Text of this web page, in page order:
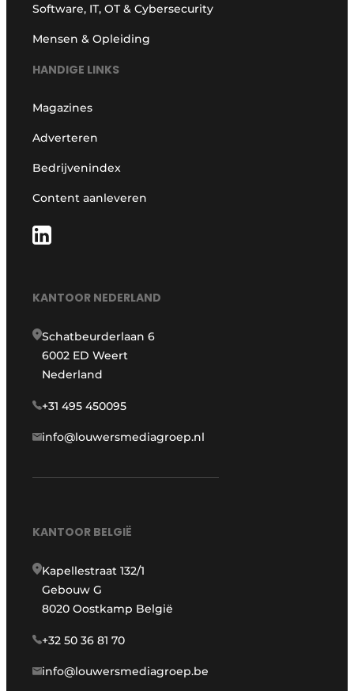
Software, IT, OT & Cybersecurity
Mensen & Opleiding
HANDIGE LINKS
Magazines
Adverteren
Bedrijvenindex
Content aanleveren
KANTOOR NEDERLAND
Schatbeurderlaan 6
6002 ED Weert
Nederland
+31 495 450095
info@louwersmediagroep.nl
KANTOOR BELGIË
Kapellestraat 132/1
Gebouw G
8020 Oostkamp België
+32 50 36 81 70
info@louwersmediagroep.be